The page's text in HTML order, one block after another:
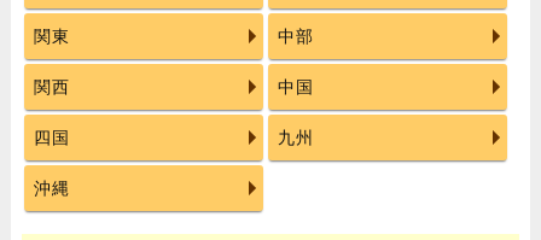
関東 中部
関西 中国
四国 九州
沖縄